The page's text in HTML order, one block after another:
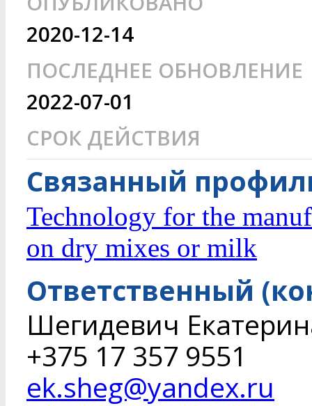
2020-12-14
ПОСЛЕДНЕЕ ОБНОВЛЕНИЕ
2022-07-01
СРОК ДЕЙСТВИЯ
Связанный
Technology for the
on dry mixes or milk
Ответственный
Шегидевич
+375 17 357 9551
ek.sheg@yandex.ru